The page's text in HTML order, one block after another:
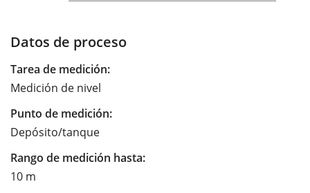
Datos de proceso
Tarea de medición:
Medición de nivel
Punto de medición:
Depósito/tanque
Rango de medición hasta:
10 m